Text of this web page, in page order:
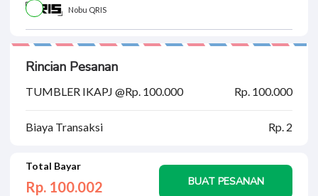
Nobu QRIS
Rincian Pesanan
TUMBLER IKAPJ @Rp. 100.000 Rp. 100.000
Biaya Transaksi Rp. 2
Total Bayar
Rp. 100.002 BUAT PESANAN